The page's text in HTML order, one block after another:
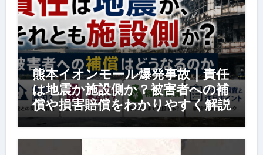
熊本イオンモール爆発事故｜責任
は地震か施設側か？被害者への補
償や損害賠償をわかりやすく解説